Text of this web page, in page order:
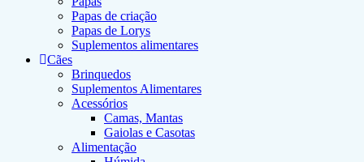
Papas de criação
Papas de Lorys
Suplementos alimentares
Cães
Brinquedos
Suplementos Alimentares
Acessórios
Camas, Mantas
Gaiolas e Casotas
Alimentação